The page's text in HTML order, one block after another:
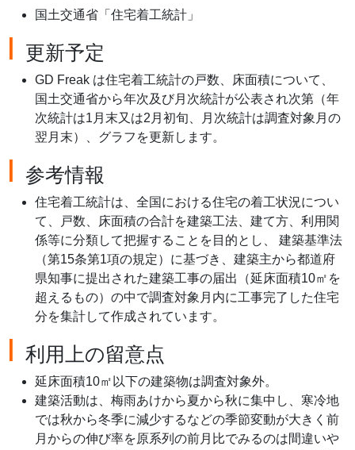
国土交通省「住宅着工統計」
更新予定
GD Freak は住宅着工統計の戸数、床面積について、
国土交通省から年次及び月次統計が公表され次第（年
次統計は1月末又は2月初旬、月次統計は調査対象月の
翌月末）、グラフを更新します。
参考情報
住宅着工統計は、全国における住宅の着工状況につい
て、戸数、床面積の合計を建築工法、建て方、利用関
係等に分類して把握することを目的とし、 建築基準法
（第15条第1項の規定）に基づき、建築主から都道府
県知事に提出された建築工事の届出（延床面積10㎡を
超えるもの）の中で調査対象月内に工事完了した住宅
分を集計して作成されています。
利用上の留意点
延床面積10㎡以下の建築物は調査対象外。
建築活動は、梅雨あけから夏から秋に集中し、寒冷地
では秋から冬季に減少するなどの季節変動が大きく前
月からの伸び率を原系列の前月比でみるのは間違いや